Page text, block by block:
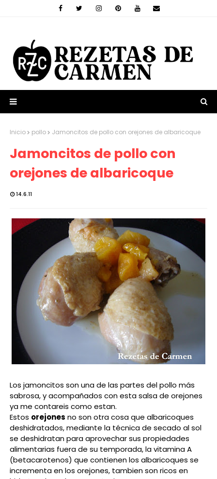
Inicio pollo Jamoncitos de pollo con orejones de albaricoque
Jamoncitos de pollo con
orejones de albaricoque
14.6.11
Los jamoncitos son una de las partes del pollo más
sabrosa, y acompañados con esta salsa de orejones
ya me contareis como estan.
Estos orejones no son otra cosa que albaricoques
deshidratados, mediante la técnica de secado al sol
se deshidratan para aprovechar sus propiedades
alimentarias fuera de su temporada, la vitamina A
(betacarotenos) que contienen los albaricoques se
incrementa en los orejones, tambien son ricos en